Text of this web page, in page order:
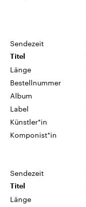
Sendezeit
Titel
Länge
Bestellnummer
Album
Label
Künstler*in
Komponist*in
Sendezeit
Titel
Länge